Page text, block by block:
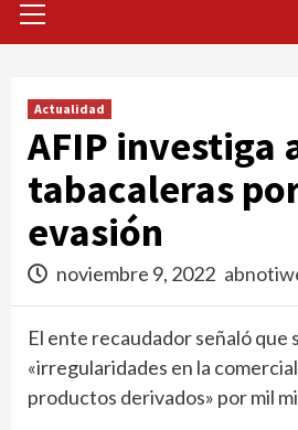
Menu
Actualidad
AFIP investiga
tabacaleras
evasión
noviembre 9, 2022
El ente recaudador señaló que
«irregularidades en la
productos derivados» por mil